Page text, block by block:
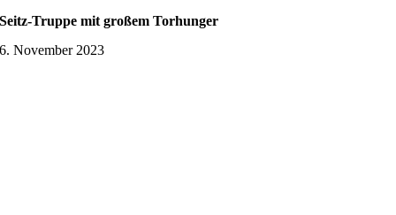
Seitz-Truppe mit großem Torhunger
6. November 2023